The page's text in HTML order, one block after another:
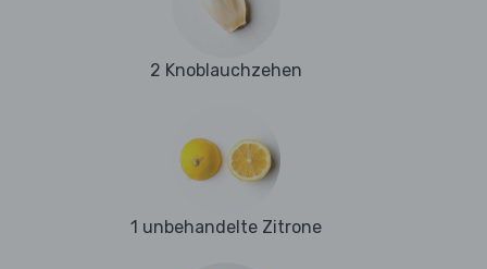
2 Knoblauchzehen
1 unbehandelte Zitrone